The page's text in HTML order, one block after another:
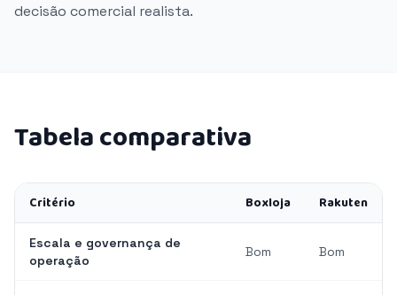
decisão comercial realista.
Tabela comparativa
Critério Boxloja Rakuten
Escala e governança de
operação
Bom Bom